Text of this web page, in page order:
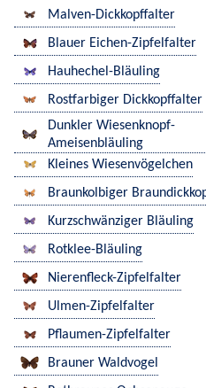
Malven-Dickkopffalter
Blauer Eichen-Zipfelfalter
Hauhechel-Bläuling
Rostfarbiger Dickkopffalter
Dunkler Wiesenknopf-
Ameisenbläuling
Kleines Wiesenvögelchen
Braunkolbiger
Kurzschwänziger Bläuling
Rotklee-Bläuling
Nierenfleck-Zipfelfalter
Ulmen-Zipfelfalter
Pflaumen-Zipfelfalter
Brauner Waldvogel